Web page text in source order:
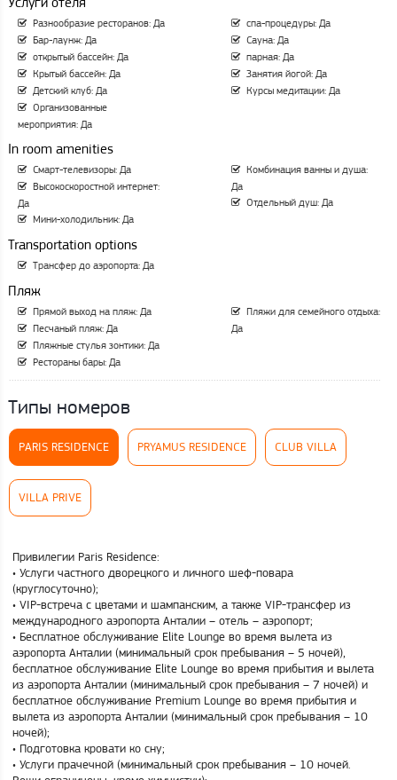
Разнообразие ресторанов: Да
Бар-лаунж: Да
открытый бассейн: Да
Крытый бассейн: Да
Детский клуб: Да
Организованные
мероприятия: Да
спа-процедуры: Да
Сауна: Да
парная: Да
Занятия йогой: Да
Курсы медитации: Да
In room amenities
Смарт-телевизоры: Да
Высокоскоростной интернет:
Да
Мини-холодильник: Да
Комбинация ванны и душа:
Да
Отдельный душ: Да
Transportation options
Трансфер до аэропорта: Да
Пляж
Прямой выход на пляж: Да
Песчаный пляж: Да
Пляжные стулья зонтики: Да
Рестораны бары: Да
Пляжи для семейного отдыха:
Да
Типы номеров
PARIS RESIDENCE PRYAMUS RESIDENCE CLUB VILLA
VILLA PRIVE
Привилегии Paris Residence:
• Услуги частного дворецкого и личного шеф-повара
(круглосуточно);
• VIP-встреча с цветами и шампанским, а также VIP-трансфер из
международного аэропорта Анталии – отель – аэропорт;
• Бесплатное обслуживание Elite Lounge во время вылета из
аэропорта Анталии (минимальный срок пребывания – 5 ночей),
бесплатное обслуживание Elite Lounge во время прибытия и вылета
из аэропорта Анталии (минимальный срок пребывания – 7 ночей) и
бесплатное обслуживание Premium Lounge во время прибытия и
вылета из аэропорта Анталии (минимальный срок пребывания – 10
ночей);
• Подготовка кровати ко сну;
• Услуги прачечной (минимальный срок пребывания – 10 ночей.